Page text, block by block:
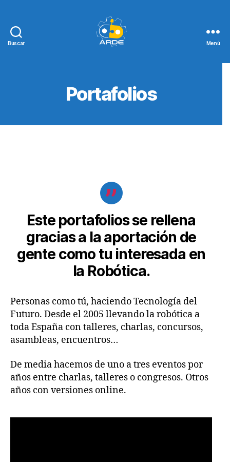
Buscar Menú
Portafolios
Este portafolios se rellena
gracias a la aportación de
gente como tu interesada en
la Robótica.
Personas como tú, haciendo Tecnología del
Futuro. Desde el 2005 llevando la robótica a
toda España con talleres, charlas, concursos,
asambleas, encuentros…
De media hacemos de uno a tres eventos por
años entre charlas, talleres o congresos. Otros
años con versiones online.